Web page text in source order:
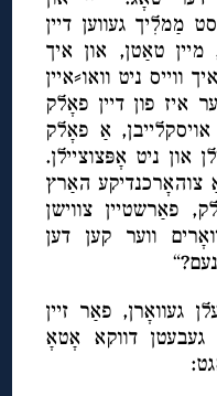
מַמלִיך געווען דיין
מיין טאַטן, און איך
ווייס ניט וואו⸗איין
איז פון דיין פאָלק
אַ פאָלק
און ניט אָפּצוציילן.
צוהאָרכנדיקע האַרץ
פאַרשטיין צווישן
ווער קען דען
געוואָרן, פאַר זיין
דווקא אָטאָ